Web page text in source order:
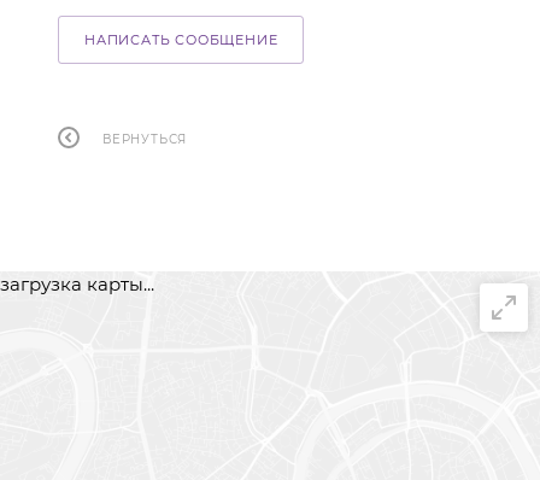
НАПИСАТЬ СООБЩЕНИЕ
ВЕРНУТЬСЯ
загрузка карты...